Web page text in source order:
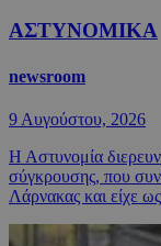
ΑΣΤΥΝΟΜΙΚΑ
newsroom
9 Αυγούστου, 2026
Η Αστυνομία
σύγκρουσης, που
Λάρνακας και είχε